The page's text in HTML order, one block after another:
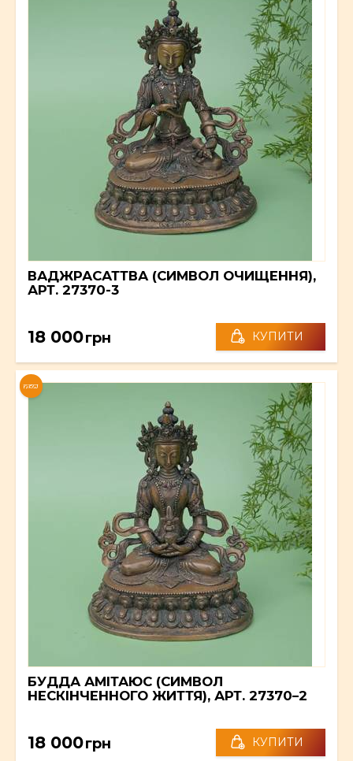
ВАДЖРАСАТТВА (СИМВОЛ ОЧИЩЕННЯ),
АРТ. 27370-3
18 000грн КУПИТИ
NEW
БУДДА АМІТАЮС (СИМВОЛ
НЕСКІНЧЕННОГО ЖИТТЯ), АРТ. 27370–2
18 000грн КУПИТИ